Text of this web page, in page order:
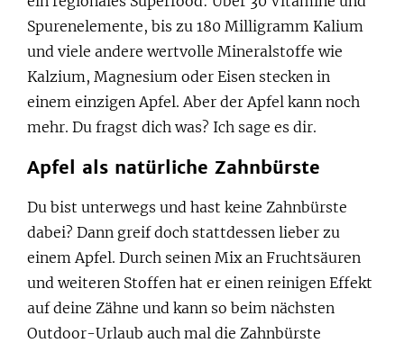
Spurenelemente, bis zu 180 Milligramm Kalium
und viele andere wertvolle Mineralstoffe wie
Kalzium, Magnesium oder Eisen stecken in
einem einzigen Apfel. Aber der Apfel kann noch
mehr. Du fragst dich was? Ich sage es dir.
Apfel als natürliche Zahnbürste
Du bist unterwegs und hast keine Zahnbürste
dabei? Dann greif doch stattdessen lieber zu
einem Apfel. Durch seinen Mix an Fruchtsäuren
und weiteren Stoffen hat er einen reinigen Effekt
auf deine Zähne und kann so beim nächsten
Outdoor-Urlaub auch mal die Zahnbürste